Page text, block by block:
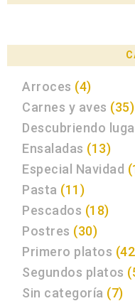
Arroces (4)
Carnes y aves (35)
Descubriendo
Ensaladas (13)
Especial Navidad
Pasta (11)
Pescados (18)
Postres (30)
Primero platos
Segundos platos
Sin categoría (7)